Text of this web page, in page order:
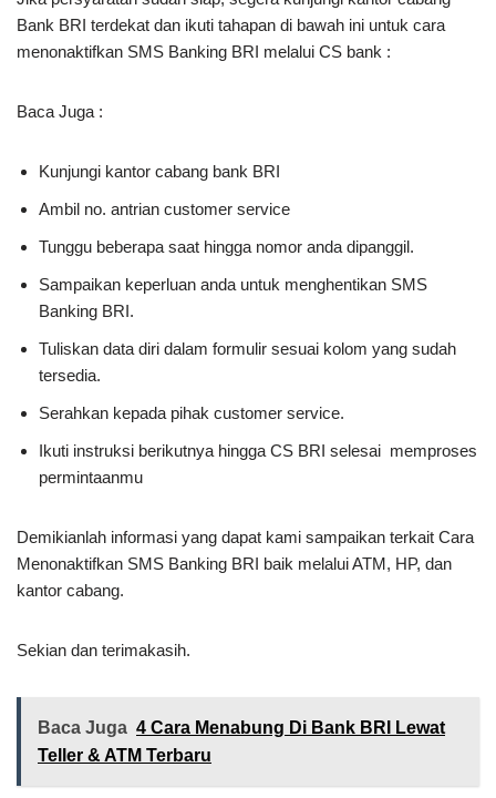
Bank BRI terdekat dan ikuti tahapan di bawah ini untuk cara
menonaktifkan SMS Banking BRI melalui CS bank :
Baca Juga :
Kunjungi kantor cabang bank BRI
Ambil no. antrian customer service
Tunggu beberapa saat hingga nomor anda dipanggil.
Sampaikan keperluan anda untuk menghentikan SMS
Banking BRI.
Tuliskan data diri dalam formulir sesuai kolom yang sudah
tersedia.
Serahkan kepada pihak customer service.
Ikuti instruksi berikutnya hingga CS BRI selesai memproses
permintaanmu
Demikianlah informasi yang dapat kami sampaikan terkait Cara
Menonaktifkan SMS Banking BRI baik melalui ATM, HP, dan
kantor cabang.
Sekian dan terimakasih.
Baca Juga 4 Cara Menabung Di Bank BRI Lewat
Teller & ATM Terbaru